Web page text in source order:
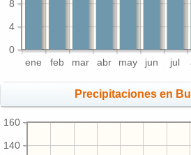
ene feb mar abr may jun jul
0
4
8
Precipitaciones en
140
160